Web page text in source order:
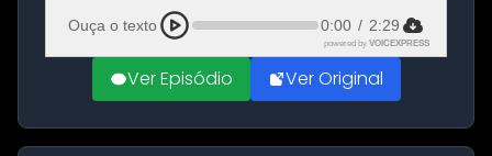
residência onde o ex-presidente Jair B...
Ouça o texto 0:00 / 2:29
powered by VOICEXPRESS
Ver Episódio Ver Original